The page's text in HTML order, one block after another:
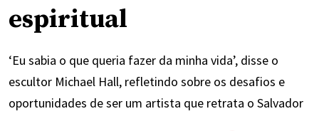
espiritual
‘Eu sabia o que queria fazer da minha vida’, disse o
escultor Michael Hall, refletindo sobre os desafios e
oportunidades de ser um artista que retrata o Salvador